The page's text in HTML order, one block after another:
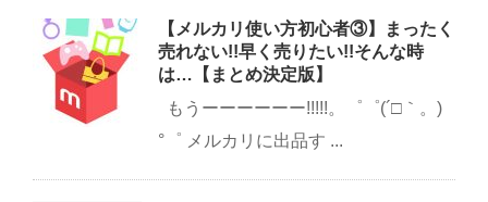
【メルカリ使い方初心者③】まったく
売れない!!早く売りたい!!そんな時
は…【まとめ決定版】
もうーーーーーー!!!!!。゜゜(´□｀。)
°゜ メルカリに出品す ...